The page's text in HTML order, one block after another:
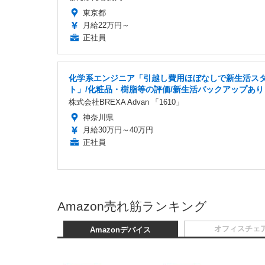
東京都
月給22万円～
正社員
化学系エンジニア「引越し費用ほぼなしで新生活ス
ト」/化粧品・樹脂等の評価/新生活バックアップあり
株式会社BREXA Advan 「1610」
神奈川県
月給30万円～40万円
正社員
Amazon売れ筋ランキング
Amazonデバイス オフィスチェ